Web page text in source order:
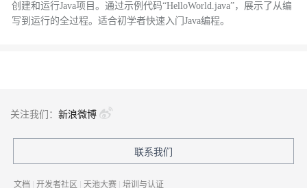
创建和运行Java项目。通过示例代码“HelloWorld.java”，展示了从编
写到运行的全过程。适合初学者快速入门Java编程。
关注我们： 新浪微博
联系我们
文档 | 开发者社区 | 天池大赛 | 培训与认证